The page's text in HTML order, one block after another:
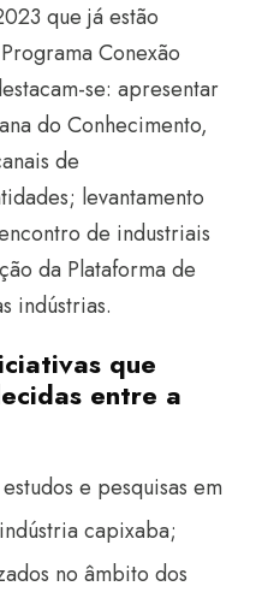
que já estão
Conexão
se: apresentar
do Conhecimento,
de
levantamento
de industriais
da Plataforma de
indústrias.
que
entre a
e pesquisas em
capixaba;
no âmbito dos